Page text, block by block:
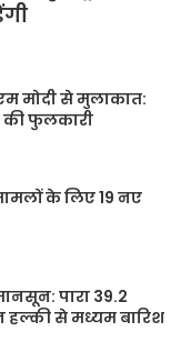
मोदी से मुलाकात:
की फुलकारी
के लिए 19 नए
पारा 39.2
हल्की से मध्यम बारिश